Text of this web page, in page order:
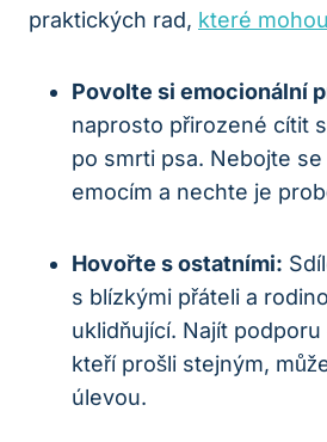
praktických rad, které
Povolte si emocionální
naprosto přirozené cítit
po smrti psa. Nebojte
emocím a nechte je
Hovořte s ostatními:
s blízkými přáteli a
uklidňující. Najít
kteří prošli stejným,
úlevou.